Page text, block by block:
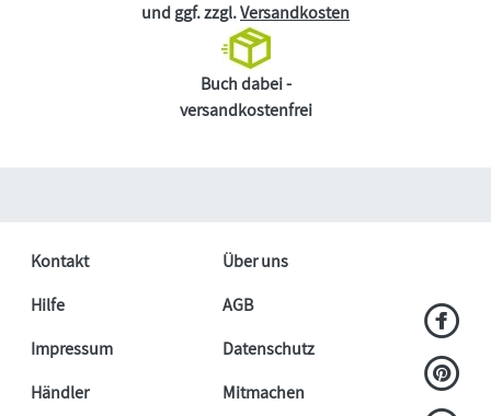
und ggf. zzgl.Versandkosten
Buch dabei -
versandkostenfrei
Kontakt
Über uns
Hilfe
AGB
Impressum
Datenschutz
Händler
Mitmachen